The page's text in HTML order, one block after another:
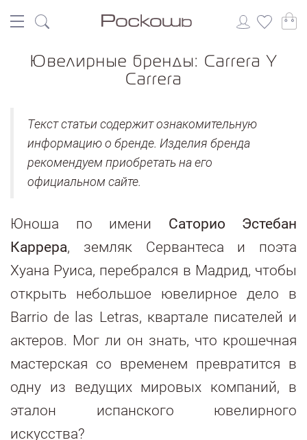
Ювелирные бренды: Carrera Y
Carrera
Текст статьи содержит ознакомительную
информацию о бренде. Изделия бренда
рекомендуем приобретать на его
официальном сайте.
Юноша по имени Саторио Эстебан
Каррера, земляк Сервантеса и поэта
Хуана Руиса, перебрался в Мадрид, чтобы
открыть небольшое ювелирное дело в
Barrio de las Letras, квартале писателей и
актеров. Мог ли он знать, что крошечная
мастерская со временем превратится в
одну из ведущих мировых компаний, в
эталон испанского ювелирного
искусства?